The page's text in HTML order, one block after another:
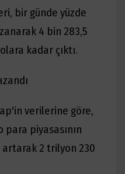
bir günde yüzde
4 bin 283,5
kadar çıktı.
verilerine göre,
piyasasının
artarak 2 trilyon 230